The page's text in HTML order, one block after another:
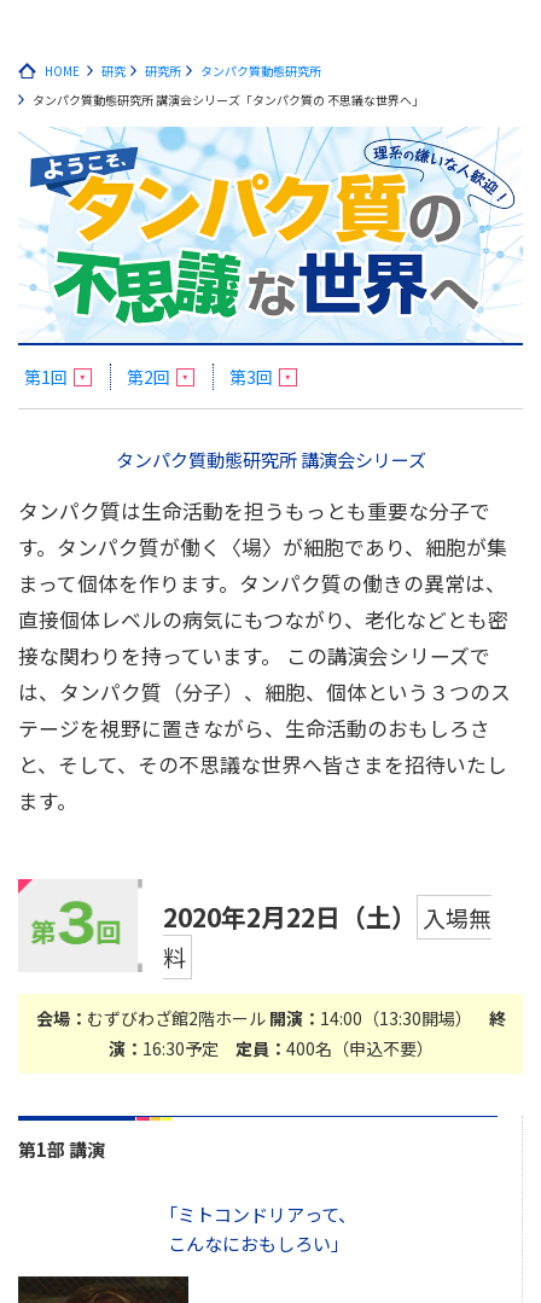
HOME 研究 研究所
タンパク質動態研究所
タンパク質動態研究所 講演会シリーズ「タンパク質の 不思議な世界へ」
第1回 第2回 第3回
タンパク質動態研究所 講演会シリーズ
タンパク質は生命活動を担うもっとも重要な分子で
す。タンパク質が働く〈場〉が細胞であり、細胞が集
まって個体を作ります。タンパク質の働きの異常は、
直接個体レベルの病気にもつながり、老化などとも密
接な関わりを持っています。 この講演会シリーズで
は、タンパク質（分子）、細胞、個体という３つのス
テージを視野に置きながら、生命活動のおもしろさ
と、そして、その不思議な世界へ皆さまを招待いたし
ます。
2020年2月22日（土）
入場無
料
会場： むずびわざ館2階ホール 開演： 14:00（13:30開場） 終
演： 16:30予定 定員： 400名（申込不要）
第1部 講演
「ミトコンドリアって、
こんなにおもしろい」